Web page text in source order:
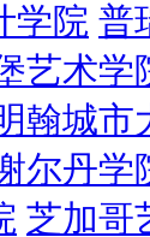
学院 普
艺术学
翰城市
尔丹学
芝加哥